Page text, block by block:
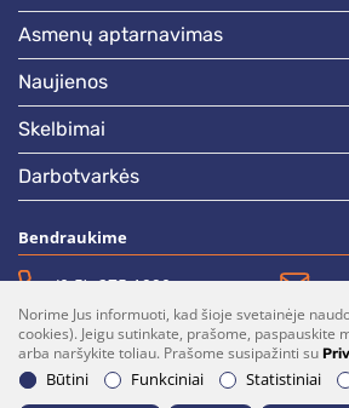
asmenų aptarnavimas
naujienos
skelbimai
darbotvarkės
Bendraukime
(0 5)  275 1990
Facebook
Prenumerata
Norime Jus informuoti, kad šioje svetainėje
cookies). Jeigu sutinkate, prašome, paspauskite
arba naršykite toliau. Prašome susipažinti su
Būtini
Funkciniai Statistiniai